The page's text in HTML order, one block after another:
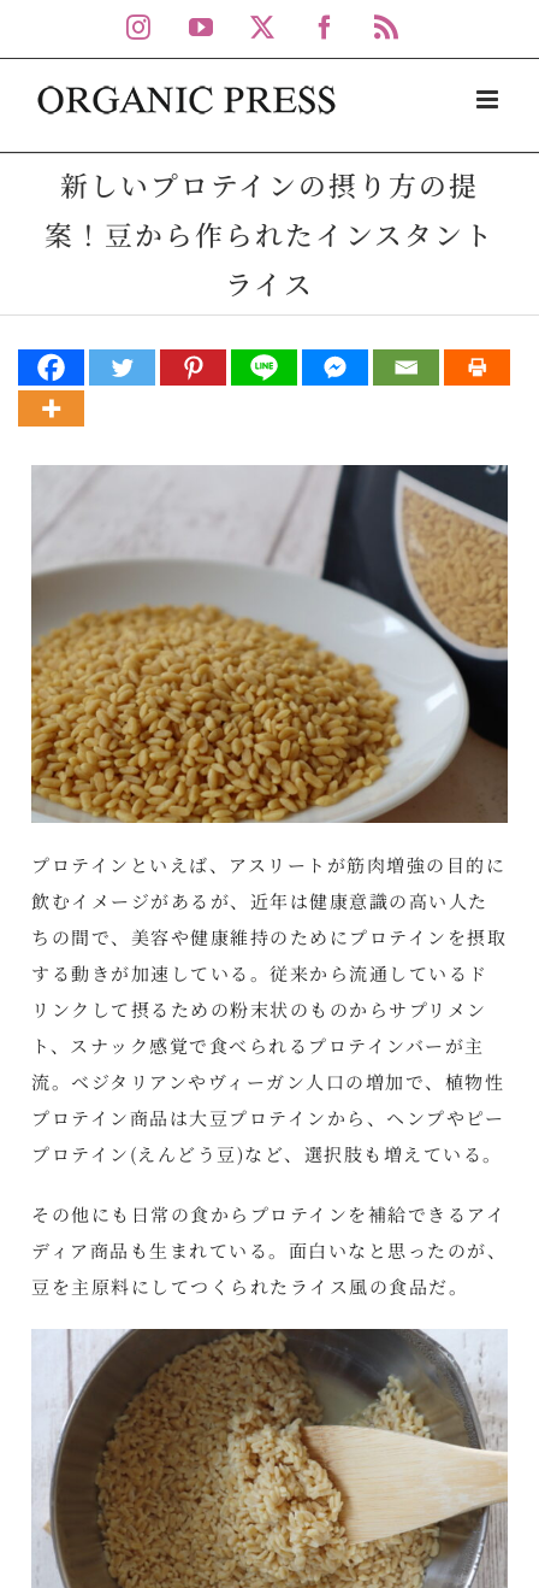
to
content
Instagram
YouTube Facebook
新しいプロテインの摂り方の提
案！豆から作られたインスタント
ライス
プロテインといえば、アスリートが筋肉増強の目的に
飲むイメージがあるが、近年は健康意識の高い人た
ちの間で、美容や健康維持のためにプロテインを摂取
する動きが加速している。従来から流通しているド
リンクして摂るための粉末状のものからサプリメン
ト、スナック感覚で食べられるプロテインバーが主
流。ベジタリアンやヴィーガン人口の増加で、植物性
プロテイン商品は大豆プロテインから、ヘンプやピー
プロテイン(えんどう豆)など、選択肢も増えている。
その他にも日常の食からプロテインを補給できるアイ
ディア商品も生まれている。面白いなと思ったのが、
豆を主原料にしてつくられたライス風の食品だ。